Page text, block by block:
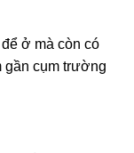
ở mà còn có
gần cụm trường